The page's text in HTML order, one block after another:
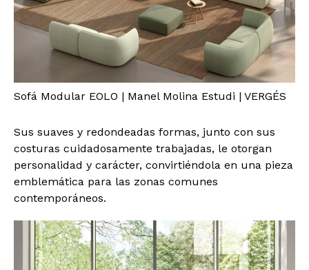
Sofá Modular EOLO | Manel Molina Estudi | VERGÉS
Sus suaves y redondeadas formas, junto con sus
costuras cuidadosamente trabajadas, le otorgan
personalidad y carácter, convirtiéndola en una pieza
emblemática para las zonas comunes
contemporáneos.